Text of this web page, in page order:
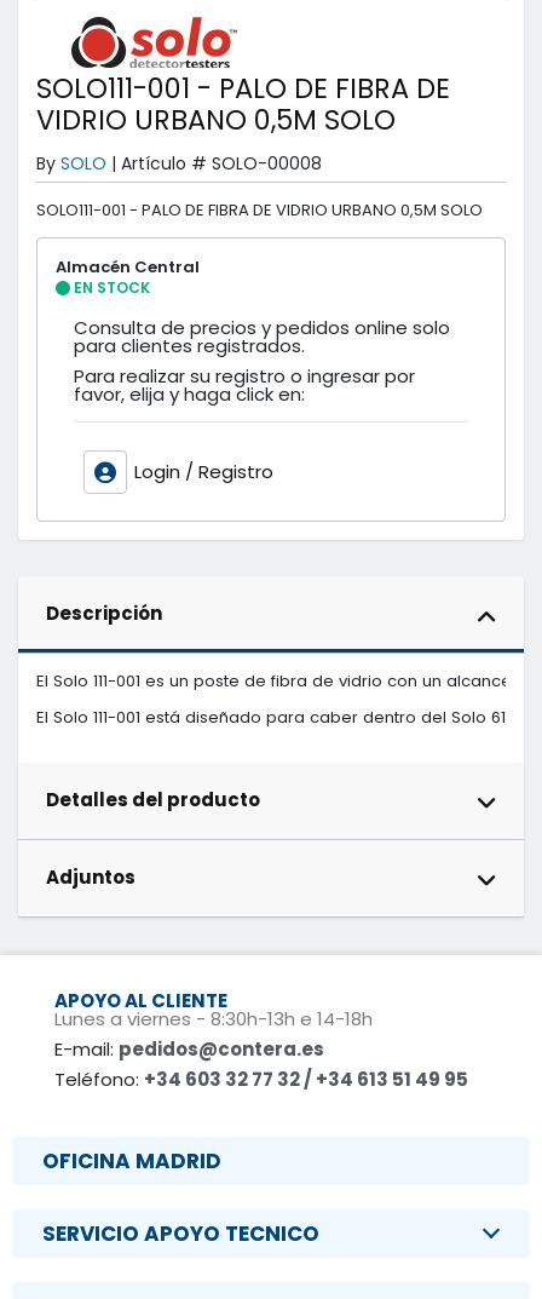
SOLO111-001 - PALO DE FIBRA DE
VIDRIO URBANO 0,5M SOLO
By SOLO | Artículo # SOLO-00008
SOLO111-001 - PALO DE FIBRA DE VIDRIO URBANO 0,5M SOLO
Almacén Central
EN STOCK
Consulta de precios y pedidos online solo
para clientes registrados.
Para realizar su registro o ingresar por
favor, elija y haga click en:
Login / Registro
Descripción
El Solo 111-001 es un poste de fibra de vidrio con un alcance de
El Solo 111-001 está diseñado para caber dentro del Solo
Detalles del producto
Adjuntos
APOYO AL CLIENTE
Lunes a viernes - 8:30h-13h e 14-18h
E-mail: pedidos@contera.es
Teléfono: +34 603 32 77 32 / +34 613 51 49 95
OFICINA MADRID
SERVICIO APOYO TECNICO